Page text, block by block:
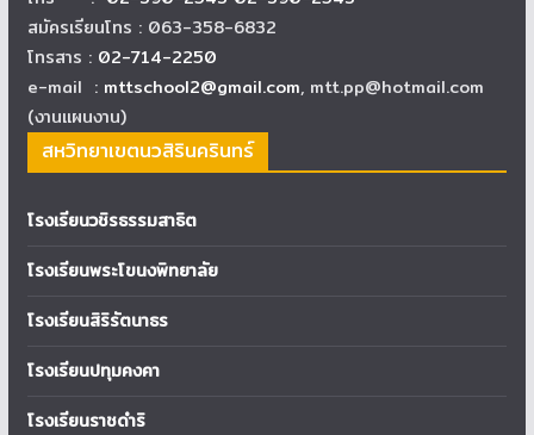
สมัครเรียนโทร : 063-358-6832
โทรสาร : 02-714-2250
e-mail : mttschool2@gmail.com, mtt.pp@hotmail.com
(งานแผนงาน)
สหวิทยาเขตนวสิรินครินทร์
โรงเรียนวชิรธรรมสาธิต
โรงเรียนพระโขนงพิทยาลัย
โรงเรียนสิริรัตนาธร
โรงเรียนปทุมคงคา
โรงเรียนราชดำริ